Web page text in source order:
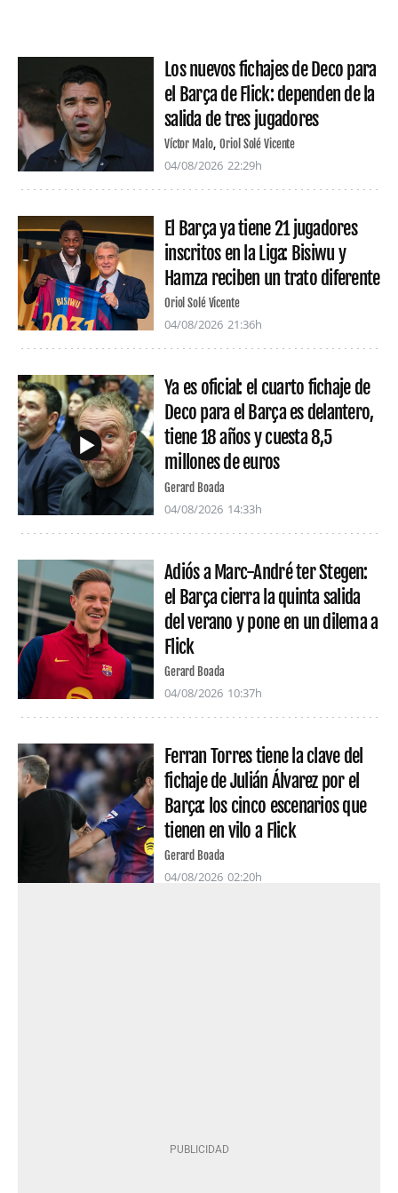
Los nuevos fichajes de Deco para
el Barça de Flick: dependen de la
salida de tres jugadores
Víctor Malo Oriol Solé Vicente
04/08/2026 22:29h
El Barça ya tiene 21 jugadores
inscritos en la Liga: Bisiwu y
Hamza reciben un trato diferente
Oriol Solé Vicente
04/08/2026 21:36h
Ya es oficial: el cuarto fichaje de
Deco para el Barça es delantero,
tiene 18 años y cuesta 8,5
millones de euros
Gerard Boada
04/08/2026 14:33h
Adiós a Marc-André ter Stegen:
el Barça cierra la quinta salida
del verano y pone en un dilema a
Flick
Gerard Boada
04/08/2026 10:37h
Ferran Torres tiene la clave del
fichaje de Julián Álvarez por el
Barça: los cinco escenarios que
tienen en vilo a Flick
Gerard Boada
04/08/2026 02:20h